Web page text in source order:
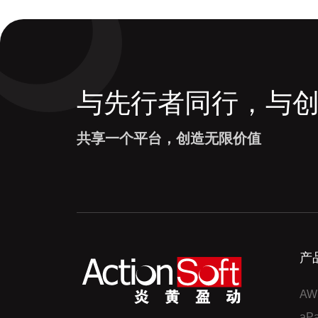
与先行者同行，与
共享一个平台，创造无限价值
产